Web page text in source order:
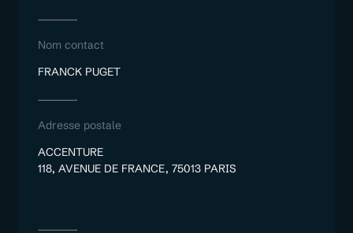
Nom contact
FRANCK PUGET
Adresse postale
ACCENTURE
118, AVENUE DE FRANCE, 75013 PARIS